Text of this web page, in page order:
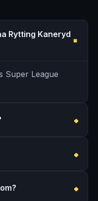
Rytting Kaneryd
Super League